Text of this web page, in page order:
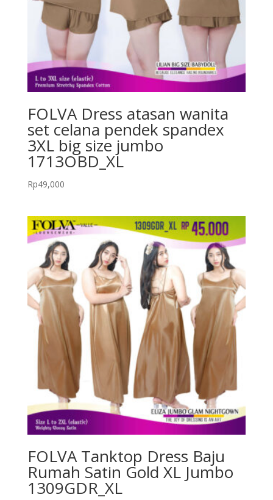
FOLVA Dress atasan wanita
set celana pendek spandex
3XL big size jumbo
1713OBD_XL
Rp49,000
FOLVA Tanktop Dress Baju
Rumah Satin Gold XL Jumbo
1309GDR_XL